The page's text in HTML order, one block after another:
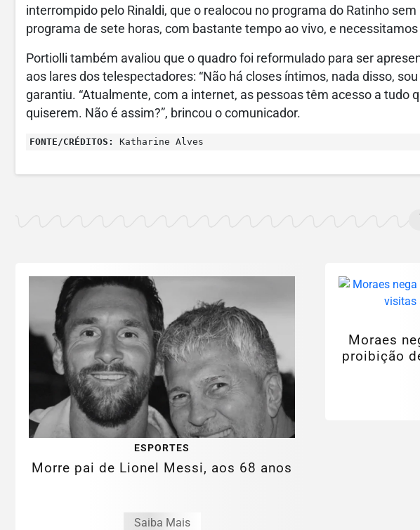
interrompido pelo Rinaldi, que o realocou no programa do Ratinho
programa de sete horas, com bastante tempo ao vivo, e necessitamos
Portiolli também avaliou que o quadro foi reformulado para ser
aos lares dos telespectadores: “Não há closes íntimos, nada disso,
garantiu. “Atualmente, com a internet, as pessoas têm acesso a tudo
quiserem. Não é assim?”, brincou o comunicador.
FONTE/CRÉDITOS: Katharine Alves
ESPORTES
Morre pai de Lionel Messi, aos 68 anos
Saiba Mais
Moraes
proibição